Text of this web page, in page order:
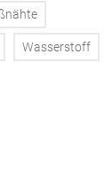
Wasserstoff